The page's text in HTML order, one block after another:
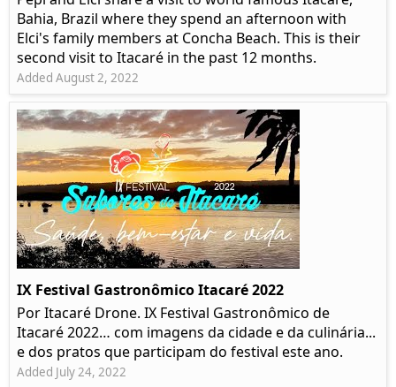
Bahia, Brazil where they spend an afternoon with
Elci's family members at Concha Beach. This is their
second visit to Itacaré in the past 12 months.
Added August 2, 2022
IX Festival Gastronômico Itacaré 2022
Por Itacaré Drone. IX Festival Gastronômico de
Itacaré 2022… com imagens da cidade e da culinária...
e dos pratos que participam do festival este ano.
Added July 24, 2022